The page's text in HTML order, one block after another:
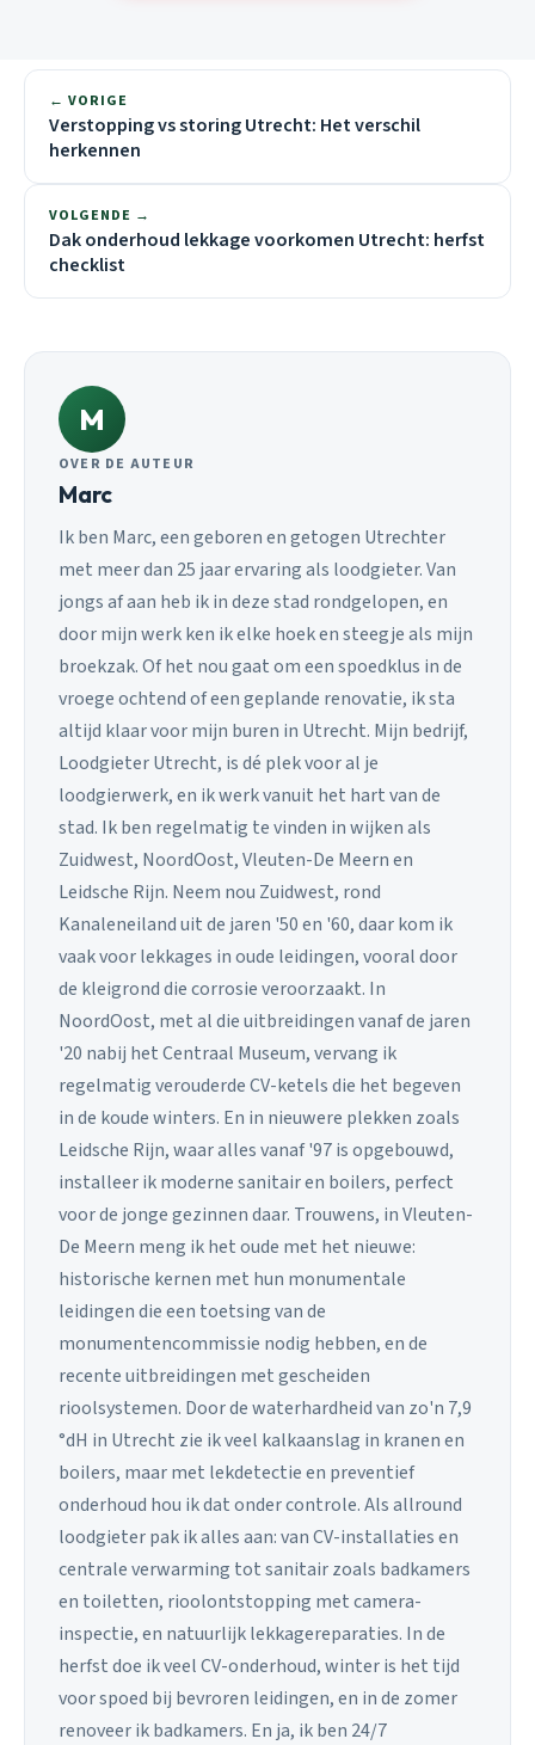
← VORIGE
Verstopping vs storing Utrecht: Het verschil
herkennen
VOLGENDE →
Dak onderhoud lekkage voorkomen Utrecht: herfst
checklist
M
OVER DE AUTEUR
Marc
Ik ben Marc, een geboren en getogen Utrechter
met meer dan 25 jaar ervaring als loodgieter. Van
jongs af aan heb ik in deze stad rondgelopen, en
door mijn werk ken ik elke hoek en steegje als mijn
broekzak. Of het nou gaat om een spoedklus in de
vroege ochtend of een geplande renovatie, ik sta
altijd klaar voor mijn buren in Utrecht. Mijn bedrijf,
Loodgieter Utrecht, is dé plek voor al je
loodgierwerk, en ik werk vanuit het hart van de
stad. Ik ben regelmatig te vinden in wijken als
Zuidwest, NoordOost, Vleuten-De Meern en
Leidsche Rijn. Neem nou Zuidwest, rond
Kanaleneiland uit de jaren '50 en '60, daar kom ik
vaak voor lekkages in oude leidingen, vooral door
de kleigrond die corrosie veroorzaakt. In
NoordOost, met al die uitbreidingen vanaf de jaren
'20 nabij het Centraal Museum, vervang ik
regelmatig verouderde CV-ketels die het begeven
in de koude winters. En in nieuwere plekken zoals
Leidsche Rijn, waar alles vanaf '97 is opgebouwd,
installeer ik moderne sanitair en boilers, perfect
voor de jonge gezinnen daar. Trouwens, in Vleuten-
De Meern meng ik het oude met het nieuwe:
historische kernen met hun monumentale
leidingen die een toetsing van de
monumentencommissie nodig hebben, en de
recente uitbreidingen met gescheiden
rioolsystemen. Door de waterhardheid van zo'n 7,9
°dH in Utrecht zie ik veel kalkaanslag in kranen en
boilers, maar met lekdetectie en preventief
onderhoud hou ik dat onder controle. Als allround
loodgieter pak ik alles aan: van CV-installaties en
centrale verwarming tot sanitair zoals badkamers
en toiletten, rioolontstopping met camera-
inspectie, en natuurlijk lekkagereparaties. In de
herfst doe ik veel CV-onderhoud, winter is het tijd
voor spoed bij bevroren leidingen, en in de zomer
renoveer ik badkamers. En ja, ik ben 24/7